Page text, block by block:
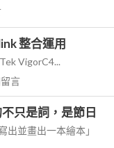
整合運用
VigorC4...
言
只是詞，是節日
並畫出一本繪本」